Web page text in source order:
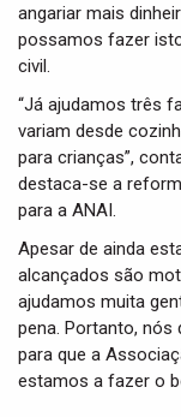
angariar mais
possamos fazer
civil.
“Já ajudamos três
variam desde
para crianças”,
destaca-se a
para a ANAI.
Apesar de ainda
alcançados são
ajudamos muita
pena. Portanto,
para que a
estamos a fazer o